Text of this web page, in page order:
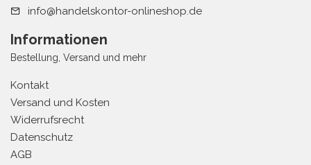
info@handelskontor-onlineshop.de
Informationen
Bestellung, Versand und mehr
Kontakt
Versand und Kosten
Widerrufsrecht
Datenschutz
AGB